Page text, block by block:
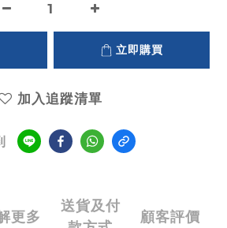
立即購買
加入追蹤清單
更多
送貨及付
顧客評價